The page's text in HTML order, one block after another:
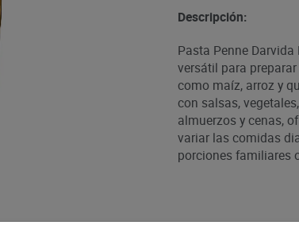
Descripción:
Pasta Penne
versátil para
como maíz, arroz y
con salsas,
almuerzos y cenas,
variar las comidas
porciones familiares